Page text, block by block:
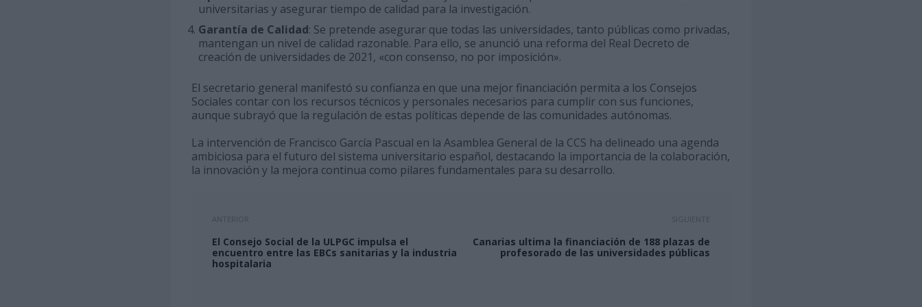
universitarias y asegurar tiempo de calidad para la investigación.
Garantía de Calidad: Se pretende asegurar que todas las universidades, tanto públicas como privadas,
mantengan un nivel de calidad razonable. Para ello, se anunció una reforma del Real Decreto de
creación de universidades de 2021, «con consenso, no por imposición».
El secretario general manifestó su confianza en que una mejor financiación permita a los Consejos
Sociales contar con los recursos técnicos y personales necesarios para cumplir con sus funciones,
aunque subrayó que la regulación de estas políticas depende de las comunidades autónomas.
La intervención de Francisco García Pascual en la Asamblea General de la CCS ha delineado una agenda
ambiciosa para el futuro del sistema universitario español, destacando la importancia de la colaboración,
la innovación y la mejora continua como pilares fundamentales para su desarrollo.
ANTERIOR
El Consejo Social de la ULPGC impulsa el
encuentro entre las EBCs sanitarias y la industria
hospitalaria
SIGUIENTE
Canarias ultima la financiación de 188 plazas de
profesorado de las universidades públicas